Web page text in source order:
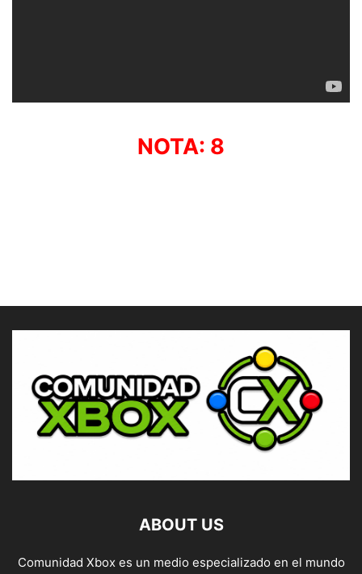
NOTA: 8
ABOUT US
Comunidad Xbox es un medio especializado en el mundo